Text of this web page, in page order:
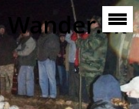
Wander.sk